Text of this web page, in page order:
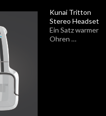
Kunai Tritton
Stereo Headset
Ein Satz warmer
Ohren …